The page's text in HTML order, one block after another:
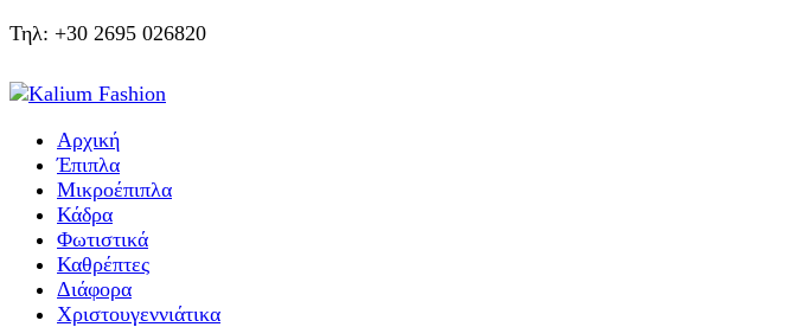
Τηλ: +30 2695 026820
Αρχική
Έπιπλα
Μικροέπιπλα
Κάδρα
Φωτιστικά
Καθρέπτες
Διάφορα
Χριστουγεννιάτικα